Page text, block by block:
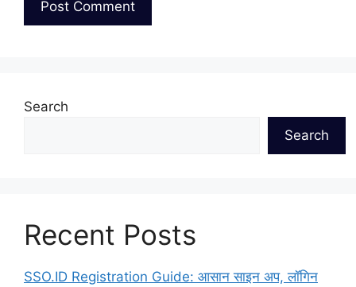
Search
Search
Recent Posts
SSO.ID Registration Guide: आसान साइन अप, लॉगिन